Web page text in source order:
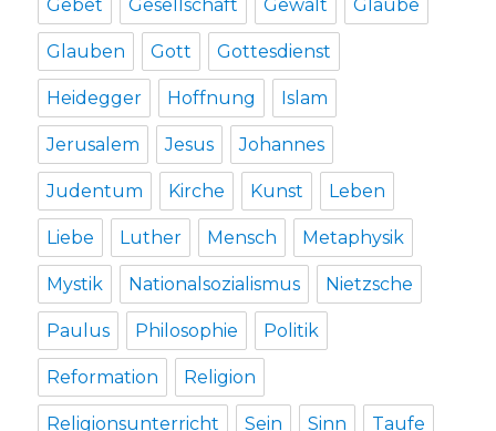
Gebet Gesellschaft Gewalt Glaube
Glauben Gott Gottesdienst
Heidegger Hoffnung Islam
Jerusalem Jesus Johannes
Judentum Kirche Kunst Leben
Liebe Luther Mensch Metaphysik
Mystik Nationalsozialismus Nietzsche
Paulus Philosophie Politik
Reformation Religion
Religionsunterricht Sein Sinn Taufe